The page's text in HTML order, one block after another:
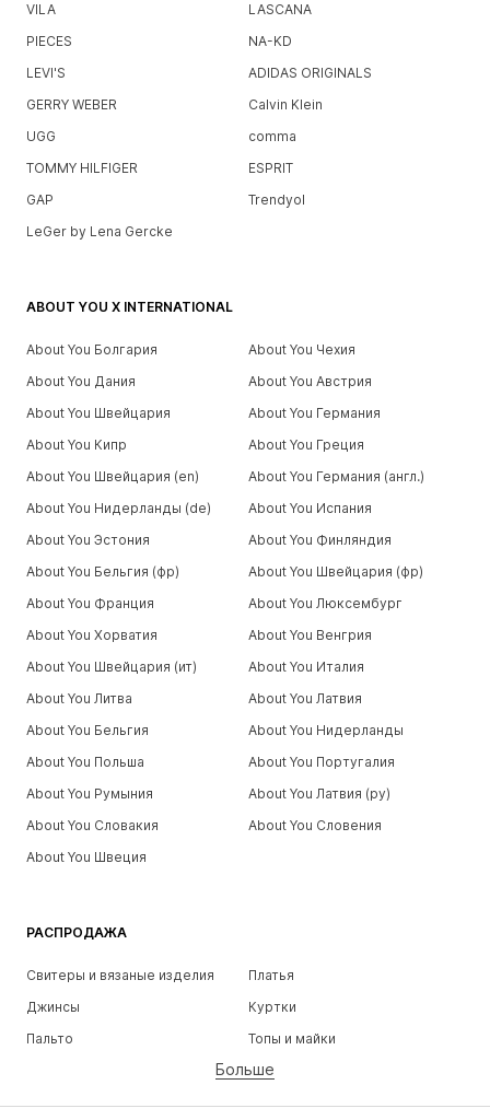
VILA
LASCANA
PIECES
NA-KD
LEVI'S
ADIDAS ORIGINALS
GERRY WEBER
Calvin Klein
UGG
comma
TOMMY HILFIGER
ESPRIT
GAP
Trendyol
LeGer by Lena Gercke
РАСПРОДАЖА
Свитеры и вязаные изделия
Платья
Джинсы
Куртки
Пальто
Топы и майки
Белье
Юбки
Блузки и туники
Больше
ABOUT YOU X INTERNATIONAL
About You Болгария
About You Чехия
About You Дания
About You Австрия
About You Швейцария
About You Германия
About You Кипр
About You Греция
About You Швейцария (en)
About You Германия (англ.)
About You Нидерланды (de)
About You Испания
About You Эстония
About You Финляндия
About You Бельгия (фр)
About You Швейцария (фр)
About You Франция
About You Люксембург
About You Хорватия
About You Венгрия
About You Швейцария (ит)
About You Италия
About You Литва
About You Латвия
About You Бельгия
About You Нидерланды
About You Польша
About You Португалия
About You Румыния
About You Латвия (ру)
About You Словакия
About You Словения
About You Швеция